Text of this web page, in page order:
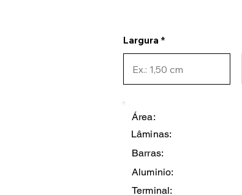
Largura
Área:
Lâminas:
Barras:
Aluminio:
Terminal: